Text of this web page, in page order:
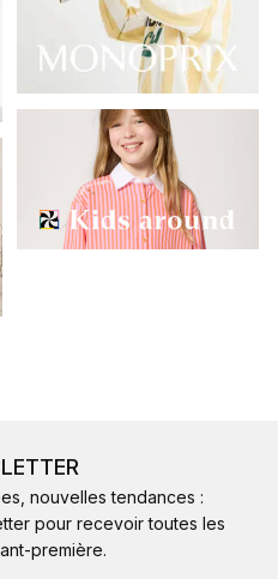
nouvelles tendances :
pour recevoir toutes les
première.